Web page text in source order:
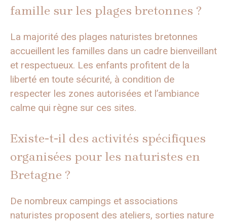
famille sur les plages bretonnes ?
La majorité des plages naturistes bretonnes
accueillent les familles dans un cadre bienveillant
et respectueux. Les enfants profitent de la
liberté en toute sécurité, à condition de
respecter les zones autorisées et l’ambiance
calme qui règne sur ces sites.
Existe-t-il des activités spécifiques
organisées pour les naturistes en
Bretagne ?
De nombreux campings et associations
naturistes proposent des ateliers, sorties nature